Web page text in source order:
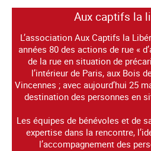
Aux captifs la
L’association Aux Captifs la
années 80 des actions de rue «
de la rue en situation de
l’intérieur de Paris, aux Bois
Vincennes ; avec aujourd’hui 25
destination des personnes en
Les équipes de bénévoles et de
expertise dans la rencontre,
l’accompagnement des